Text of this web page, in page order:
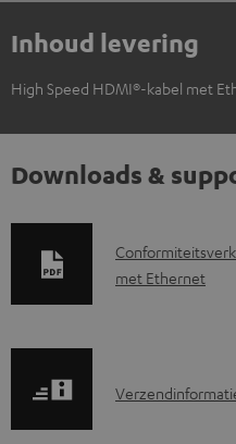
Inhoud levering
High Speed HDMI®-kabel met
Downloads &
D
o
l
met Ethernet
V